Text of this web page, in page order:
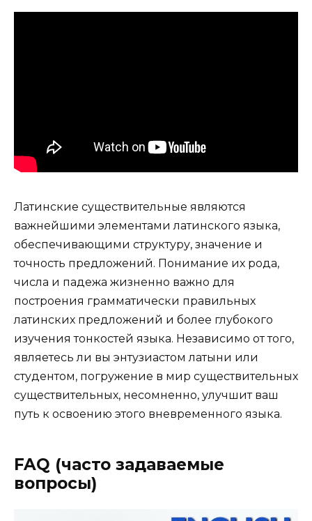
Латинские существительные являются
важнейшими элементами латинского языка,
обеспечивающими структуру, значение и
точность предложений. Понимание их рода,
числа и падежа жизненно важно для
построения грамматически правильных
латинских предложений и более глубокого
изучения тонкостей языка. Независимо от того,
являетесь ли вы энтузиастом латыни или
студентом, погружение в мир существительных
существительных, несомненно, улучшит ваш
путь к освоению этого вневременного языка.
FAQ (часто задаваемые
вопросы)